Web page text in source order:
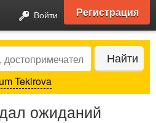
Войти Регистрация
Найти
Tekirova
ожиданий